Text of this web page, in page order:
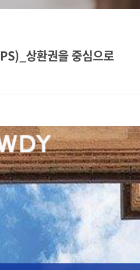
상환권을 중심으로